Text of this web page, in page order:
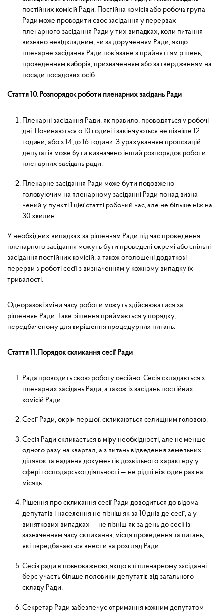
постійних комісій Ради. Постійна комісія або робоча група
Ради може проводити своє засідання у перервах
пленарного засідання Ради у тих випадках, коли питання
визнано невідкладним, чи за дорученням Ради, якщо
пленарне засідання Ради пов’язане з прийняттям рішень,
проведенням виборів, призначенням або затверджен­ням на
посади посадових осіб.
Стаття 10. Розпорядок роботи пленарних засідань Ради
Пленарні засідання Ради, як правило, проводяться у робочі
дні. Починаються о 10 годині і закінчуються не пізніше 12
години, або з 14 до 16 години. З урахуванням пропозицій
депутатів може бути визначено інший розпорядок роботи
пленарних засідань ради.
Пленарне засідання Ради може бути подовжено
головуючим на пленарному засіданні Ради понад визна­
чений у пункті 1 цієї статті робочий час, але не більше ніж на
30 хвилин.
У необхідних випадках за рішенням Ради під час проведення
пленарного засідання можуть бути проведені окремі або спільні
засідання постійних комісій, а також оголошені додаткові
перерви в роботі сесії з визначенням у кожному випадку їх
тривалості.
Одноразові зміни часу роботи можуть здійснюватися за
рішенням Ради. Таке рішення приймається у поряд­ку,
передбаченому для вирішення процедурних питань.
Стаття 11. Порядок скликання сесії Ради
Рада проводить свою роботу сесійно. Сесія складається з
пленарних засідань Ради, а також із засідань постійних
комісій Ради.
Сесії Ради, окрім першої, скликаються селищним головою.
Сесія Ради скликається в міру необхідності, але не менше
одного разу на квартал, а з питань відведення земельних
ділянок та надання документів дозвільного характеру у
сфері господарської діяльності — не рідші ніж один раз на
місяць.
Рішення про скликання сесії Ради доводиться до відома
депутатів і населення не пізніш як за 10 днів де сесії, а у
виняткових випадках — не пізніш як за день до сесії із
зазначенням часу скликання, місця проведення та питань,
які передбачається внести на розгляд Ради.
Сесія ради є повноважною, якщо в її пленарному засіданні
бере участь більше половини депутатів від загального
складу Ради.
Секретар Ради забезпечує отримання кожним депутатом